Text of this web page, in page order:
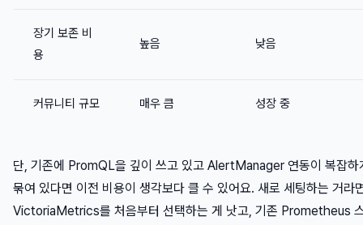
장기 보존 비
용
높음 낮음
커뮤니티 규모 매우 큼 성장 중
단, 기존에 PromQL을 깊이 쓰고 있고 AlertManager 연동이 복잡하
묶여 있다면 이전 비용이 생각보다 클 수 있어요. 새로 세팅하는 거라
VictoriaMetrics를 처음부터 선택하는 게 낫고, 기존 Prometheus